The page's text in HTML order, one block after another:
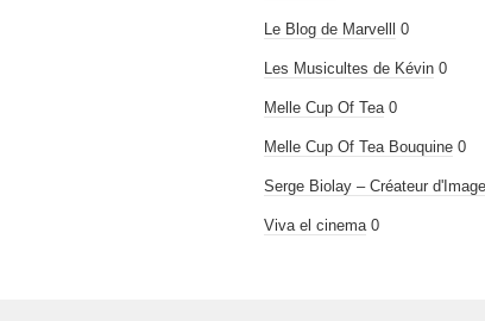
Le Blog de Marvelll 0
Les Musicultes de Kévin 0
Melle Cup Of Tea 0
Melle Cup Of Tea Bouquine 0
Serge Biolay – Créateur
Viva el cinema 0